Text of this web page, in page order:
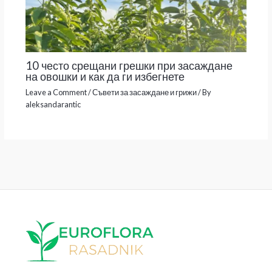
10 често срещани грешки при засаждане
на овошки и как да ги избегнете
Leave a Comment/Съвети за засаждане и грижи/ By
aleksandarantic